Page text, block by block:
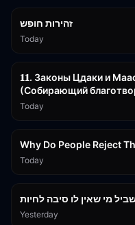
זהירות חופש
Today
𝟏𝟏. Законы Цдаки и
(Собирающий
Today
Why Do People Reject
Today
מי שאין לו סיבה לחיות
Yesterday